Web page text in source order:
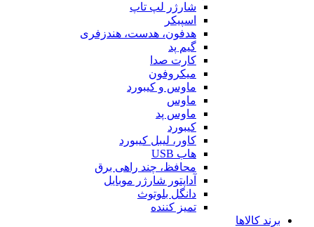
شارژر لپ تاپ
اسپیکر
هدفون، هدست، هندزفری
گیم پد
کارت صدا
میکروفون
ماوس و کیبورد
ماوس
ماوس پد
کیبورد
کاور، لیبل کیبورد
هاب USB
محافظ، چند راهی برق
آداپتور شارژر موبایل
دانگل بلوتوث
تمیز کننده
برند کالاها